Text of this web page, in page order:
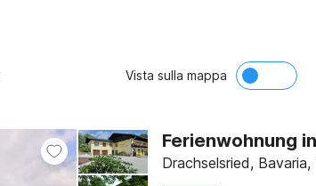
Vista sulla mappa
Ferienwohnung
Drachselsried,